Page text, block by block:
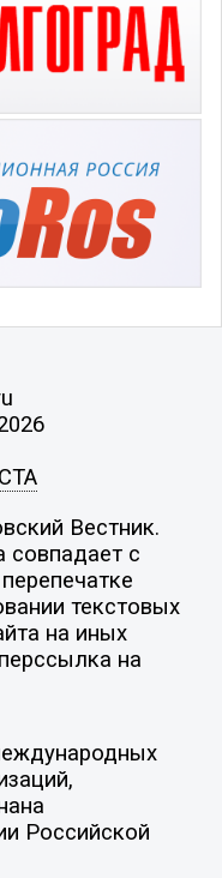
Вестник.
совпадает с
текстовых
на иных
на
Российской